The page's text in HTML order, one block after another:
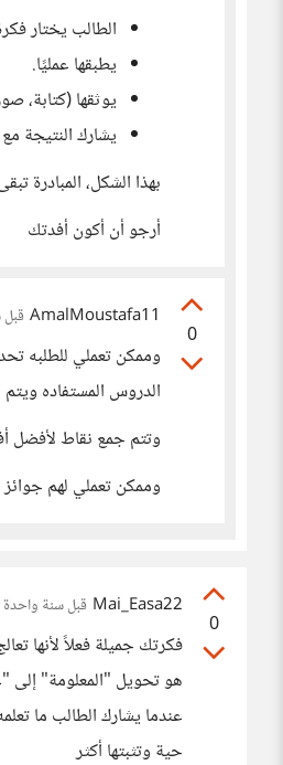
الطالب يختار
يطبقها عمليًا.
يوثقها (كتابة،
يشارك النتيجة
بهذا الشكل، المبادرة
أرجو أن أكون أفدتك
0
AmalMoustafa11
وممكن تعملي للطلبه
الدروس المستفاده ويتم
وتتم جمع نقاط لأفضل
وممكن تعملي لهم
0
Mai_Easa22 قبل سنة واحدة
فكرتك جميلة فعلاً لأنها
هو تحويل "المعلومة" إلى
عندما يشارك الطالب ما
حية وتثبتها أكثر